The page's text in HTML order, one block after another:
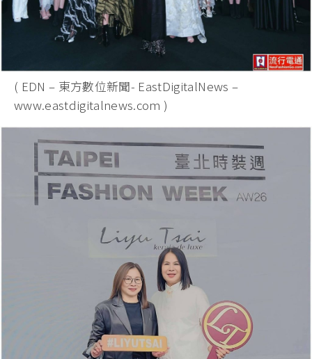
( EDN – 東方數位新聞- EastDigitalNews –
www.eastdigitalnews.com )